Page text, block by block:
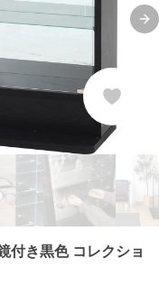
付き黒色 コレクショ